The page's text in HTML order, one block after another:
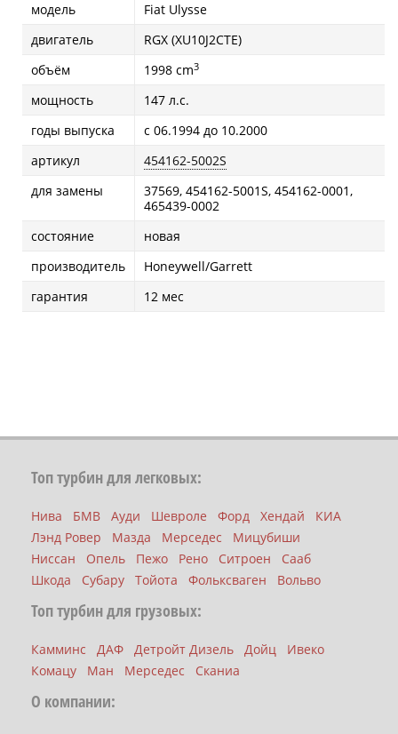
модель
Fiat Ulysse
двигатель
RGX (XU10J2CTE)
объём
1998 cm3
мощность
147 л.с.
годы выпуска
с 06.1994 до 10.2000
артикул
454162-5002S
для замены
37569, 454162-5001S, 454162-0001,
465439-0002
состояние
новая
производитель
Honeywell/Garrett
гарантия
12 мес
Топ турбин для легковых:
Нива БМВ Ауди Шевроле Форд Хендай
КИА
Лэнд Ровер
Мазда Мерседес
Мицубиши
Ниссан
Опель Пежо Рено Ситроен
Сааб
Шкода
Субару Тойота Фольксваген Вольво
Топ турбин для грузовых:
Камминс ДАФ Детройт Дизель Дойц
Ивеко
Комацу
Ман Мерседес Сканиа
О компании: